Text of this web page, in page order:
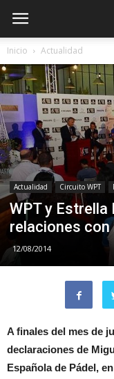
Inicio Actualidad
Actualidad Circuito WPT
WPT y
relaciones con
12/08/2014
A finales del mes de
declaraciones de
Española de Pádel,